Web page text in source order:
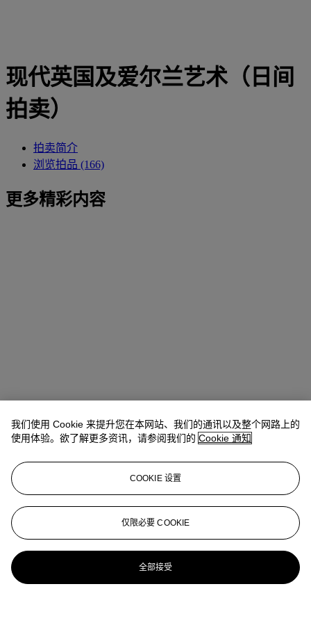
现代英国及爱尔兰艺术（日间
拍卖）
拍卖简介
浏览拍品 (166)
更多精彩内容
我们使用 Cookie 来提升您在本网站、我们的通讯以及整个网路上的
使用体验。欲了解更多资讯，请参阅我们的 Cookie 通知
COOKIE 设置
仅限必要 COOKIE
全部接受